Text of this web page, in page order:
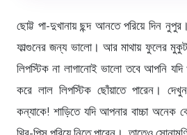
ছোট্ট পা-দুখানায় ছন্দ আনতে পরিয়ে দিন
ফাল্গুনের জন্য ভালো। আর মাথায় ফুলের
লিপস্টিক না লাগানোই ভালো তবে আপনি যদি
করে লাল লিপস্টিক ছোঁয়াতে পারেন।
কন্যাকে! শাড়িতে যদি আপনার বাচ্চা অনেক